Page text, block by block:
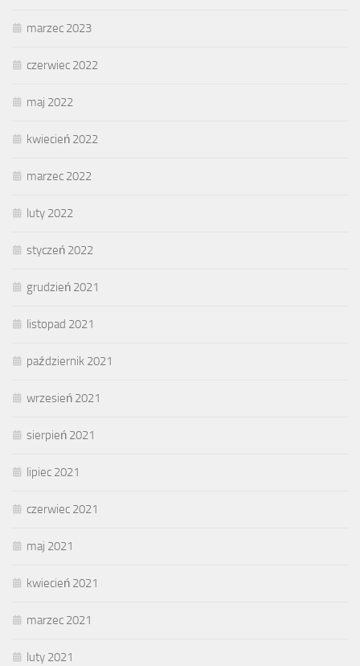
marzec 2023
czerwiec 2022
maj 2022
kwiecień 2022
marzec 2022
luty 2022
styczeń 2022
grudzień 2021
listopad 2021
październik 2021
wrzesień 2021
sierpień 2021
lipiec 2021
czerwiec 2021
maj 2021
kwiecień 2021
marzec 2021
luty 2021